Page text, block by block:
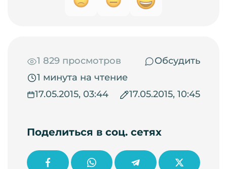
1 829 просмотров
Обсудить
1 минута на чтение
17.05.2015, 03:44
17.05.2015, 10:45
Поделиться в соц. сетях